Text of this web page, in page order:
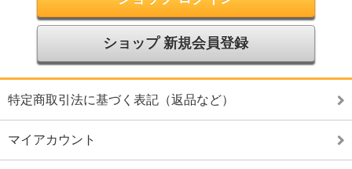
ショップ 新規会員登録
特定商取引法に基づく表記（返品など）
マイアカウント